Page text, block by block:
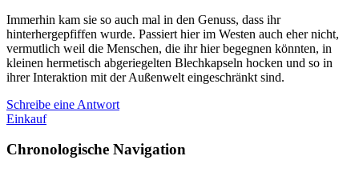
Immerhin kam sie so auch mal in den Genuss, dass ihr
hinterhergepfiffen wurde. Passiert hier im Westen auch eher nicht,
vermutlich weil die Menschen, die ihr hier begegnen könnten, in
kleinen hermetisch abgeriegelten Blechkapseln hocken und so in
ihrer Interaktion mit der Außenwelt eingeschränkt sind.
Schreibe eine Antwort
Einkauf
Chronologische Navigation